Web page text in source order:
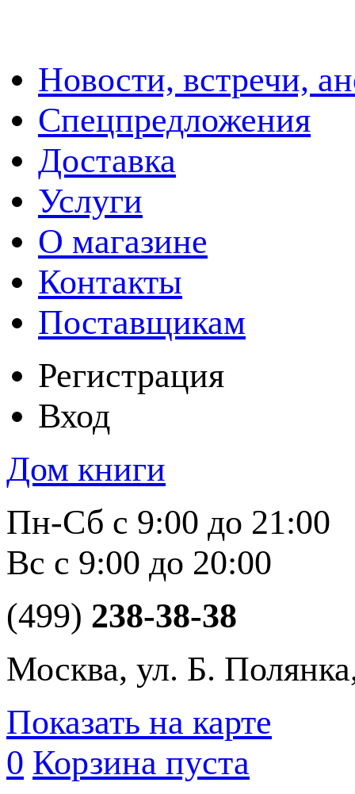
Новости, встречи,
Спецпредложения
Доставка
Услуги
О магазине
Контакты
Поставщикам
Регистрация
Вход
Дом книги
Пн-Сб с 9:00 до 21:00
Вс с 9:00 до 20:00
(499) 238-38-38
Москва, ул. Б.
Показать на карте
0 Корзина пуста